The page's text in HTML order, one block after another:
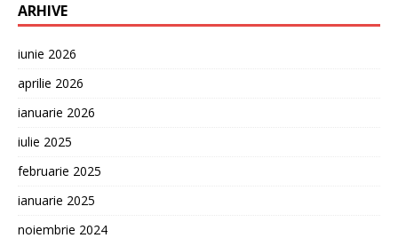
ARHIVE
iunie 2026
aprilie 2026
ianuarie 2026
iulie 2025
februarie 2025
ianuarie 2025
noiembrie 2024